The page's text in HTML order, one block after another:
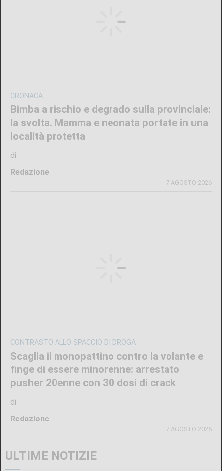
CRONACA
Bimba a rischio e degrado sulla provinciale:
la svolta. Mamma e neonata portate in una
località protetta
di
Redazione
7 AGOSTO 2026
CONTRASTO ALLO SPACCIO DI DROGA
Scaglia il monopattino contro la volante e
finge di essere minorenne: arrestato
pusher 20enne con 30 dosi di crack
di
Redazione
7 AGOSTO 2026
ULTIME NOTIZIE